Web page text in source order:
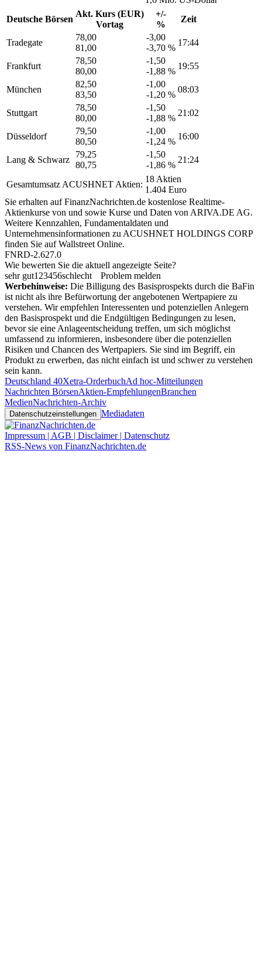
Deutsche Börsen
Akt. Kurs (EUR)
Vortag
+/-
%
Zeit
Tradegate
78,00
81,00
-3,00
-3,70 %
17:44
Frankfurt
78,50
80,00
-1,50
-1,88 %
19:55
München
82,50
83,50
-1,00
-1,20 %
08:03
Stuttgart
78,50
80,00
-1,50
-1,88 %
21:02
Düsseldorf
79,50
80,50
-1,00
-1,24 %
16:00
Lang & Schwarz
79,25
80,75
-1,50
-1,86 %
21:24
Gesamtumsatz ACUSHNET Aktien:
18 Aktien
1.404 Euro
Sie erhalten auf FinanzNachrichten.de kostenlose Realtime-
Aktienkurse von und sowie Kurse und Daten von ARIVA.DE AG.
Weitere Kennzahlen, Fundamentaldaten und
Unternehmensinformationen zu ACUSHNET HOLDINGS CORP
finden Sie aufWallstreet Online.
FNRD-2.627.0
Wie bewerten Sie die aktuell angezeigte Seite?
sehr gut1 23456schlecht
Problem melden
Werbehinweise: Die Billigung des Basisprospekts durch die BaFin
ist nicht als ihre Befürwortung der angebotenen Wertpapiere zu
verstehen. Wir empfehlen Interessenten und potenziellen Anlegern
den Basisprospekt und die Endgültigen Bedingungen zu lesen,
bevor sie eine Anlageentscheidung treffen, um sich möglichst
umfassend zu informieren, insbesondere über die potenziellen
Risiken und Chancen des Wertpapiers. Sie sind im Begriff, ein
Produkt zu erwerben, das nicht einfach ist und schwer zu verstehen
sein kann.
Deutschland 40Xetra-OrderbuchAd hoc-Mitteilungen
Nachrichten BörsenAktien-EmpfehlungenBranchen
MedienNachrichten-Archiv
Datenschutzeinstellungen Mediadaten
Impressum | AGB | Disclaimer | Datenschutz
RSS-News von FinanzNachrichten.de